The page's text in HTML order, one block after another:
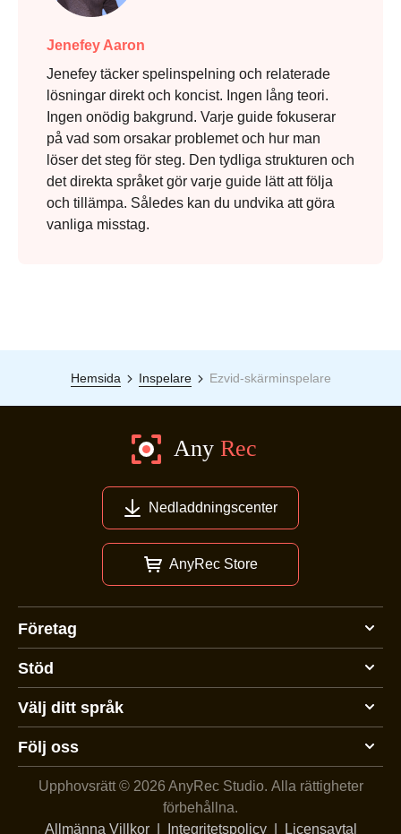
Jenefey Aaron
Jenefey täcker spelinspelning och relaterade
lösningar direkt och koncist. Ingen lång teori.
Ingen onödig bakgrund. Varje guide fokuserar
på vad som orsakar problemet och hur man
löser det steg för steg. Den tydliga strukturen och
det direkta språket gör varje guide lätt att följa
och tillämpa. Således kan du undvika att göra
vanliga misstag.
Hemsida Inspelare Ezvid-skärminspelare
Nedladdningscenter
AnyRec Store
Företag
Stöd
Välj ditt språk
Följ oss
Upphovsrätt © 2026 AnyRec Studio. Alla rättigheter
förbehållna.
Allmänna Villkor
Integritetspolicy Licensavtal